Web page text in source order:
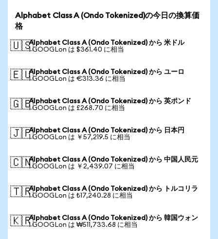
Alphabet Class A (Ondo Tokenized)の今日の換算価
格
🇺🇸Alphabet Class A (Ondo Tokenized) から 米ドル
1 GOOGLon は $361.40 に相当
🇪🇺Alphabet Class A (Ondo Tokenized) から ユーロ
1 GOOGLon は €313.36 に相当
🇬🇧Alphabet Class A (Ondo Tokenized) から 英ポンド
1 GOOGLon は £268.70 に相当
🇯🇵Alphabet Class A (Ondo Tokenized) から 日本円
1 GOOGLon は ￥57,219.5 に相当
🇨🇳Alphabet Class A (Ondo Tokenized) から 中国人民元
1 GOOGLon は ￥2,439.07 に相当
🇹🇷Alphabet Class A (Ondo Tokenized) から トルコリラ
1 GOOGLon は ₺17,240.28 に相当
🇰🇷Alphabet Class A (Ondo Tokenized) から 韓国ウォン
1 GOOGLon は ₩511,733.68 に相当